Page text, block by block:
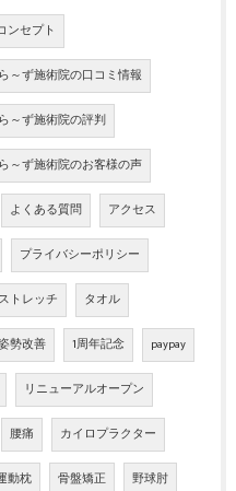
ンセプト
～ず施術院の口コミ情報
～ず施術院の評判
～ず施術院のお客様の声
よくある質問 アクセス
プライバシーポリシー
ストレッチ タオル
勢改善 1周年記念 paypay
リニューアルオープン
腰痛 カイロプラクター
動枕 骨盤矯正 野球肘